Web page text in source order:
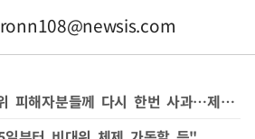
[속보]조국 "당 성비위 피해자분들께 다시 한번 사과…제도 정비 서두를 것"